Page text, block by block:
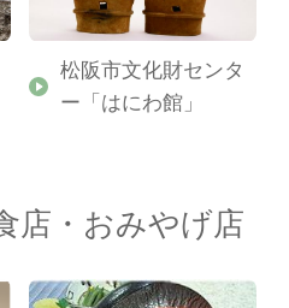
松阪市文化財センタ
ー「はにわ館」
店・おみやげ店